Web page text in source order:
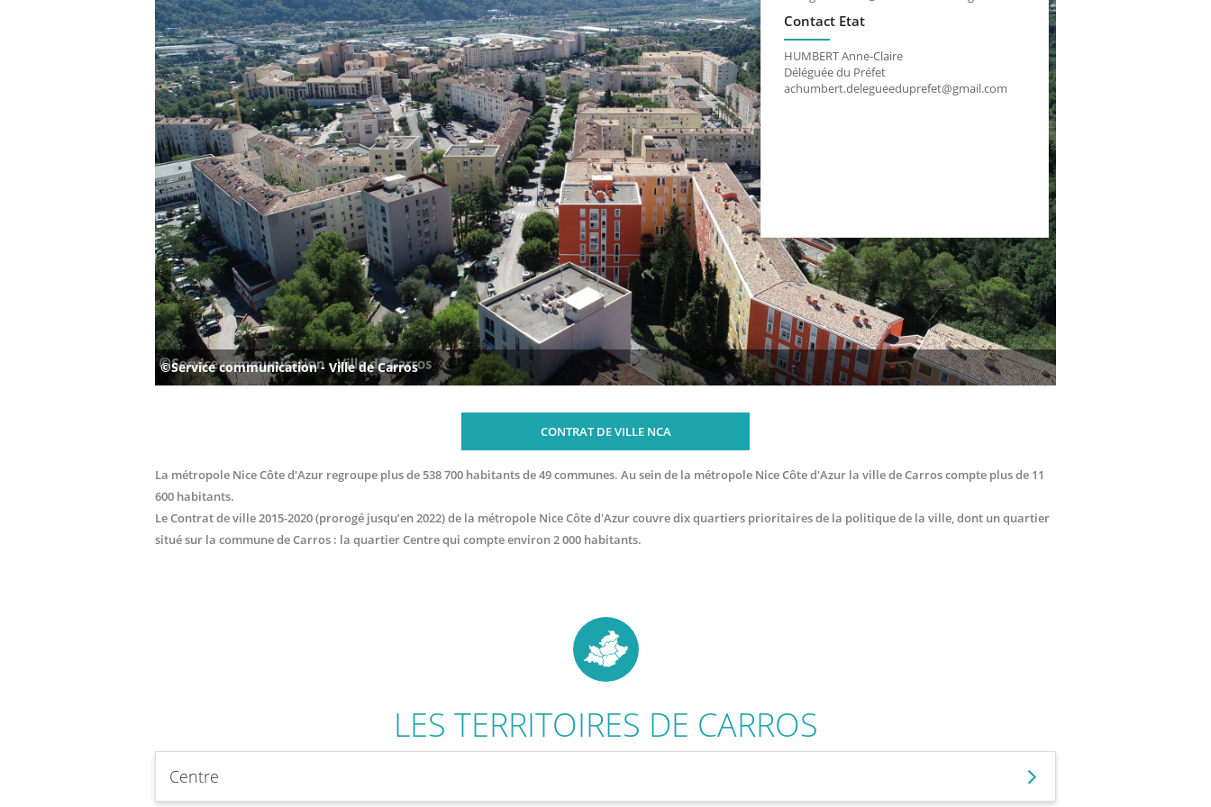
©Service communication - Ville de Carros
Contact Etat
HUMBERT Anne-Claire
Déléguée du Préfet
achumbert.delegueeduprefet@gmail.com
CONTRAT DE VILLE NCA
La métropole Nice Côte d'Azur regroupe plus de 538 700 habitants de 49 communes. Au sein de la métropole Nice Côte d'Azur la ville de Carros compte plus de 11
600 habitants.
Le Contrat de ville 2015-2020 (prorogé jusqu’en 2022) de la métropole Nice Côte d'Azur couvre dix quartiers prioritaires de la politique de la ville, dont un quartier
situé sur la commune de Carros : la quartier Centre qui compte environ 2 000 habitants.
LES TERRITOIRES DE CARROS
Centre